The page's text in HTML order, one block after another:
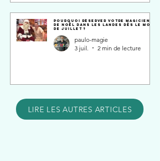
Pourquoi réserver votre magicien
de Noël dans les Landes dès le mois
de juillet ?
paulo-magie
3 juil.
2 min de lecture
LIRE LES AUTRES ARTICLES